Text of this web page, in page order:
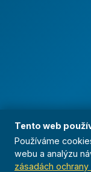
Tento web
Používáme
webu a analýzu
zásadách